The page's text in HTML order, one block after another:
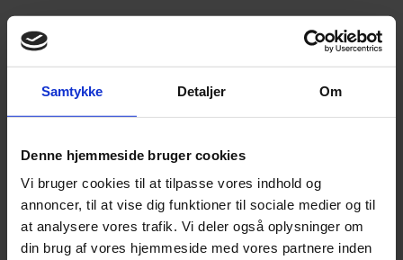
Samtykke Detaljer Om
Denne hjemmeside bruger cookies
Vi bruger cookies til at tilpasse vores indhold og
annoncer, til at vise dig funktioner til sociale medier og til
at analysere vores trafik. Vi deler også oplysninger om
din brug af vores hjemmeside med vores partnere inden